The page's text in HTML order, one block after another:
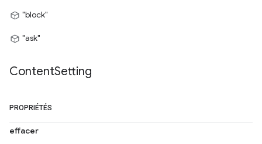
"block"
"ask"
ContentSetting
PROPRIÉTÉS
effacer